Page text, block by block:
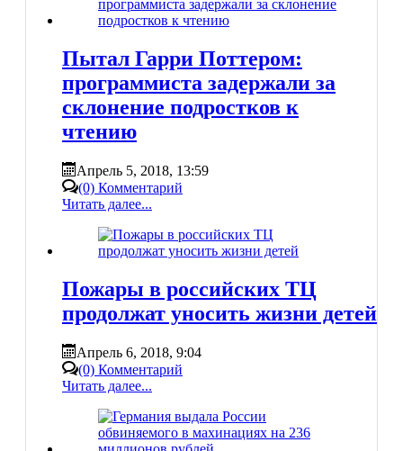
Пытал Гарри Поттером:
программиста задержали за
склонение подростков к
чтению
Апрель 5, 2018, 13:59
(0) Комментарий
Читать далее...
Пожары в российских ТЦ
продолжат уносить жизни детей
Апрель 6, 2018, 9:04
(0) Комментарий
Читать далее...